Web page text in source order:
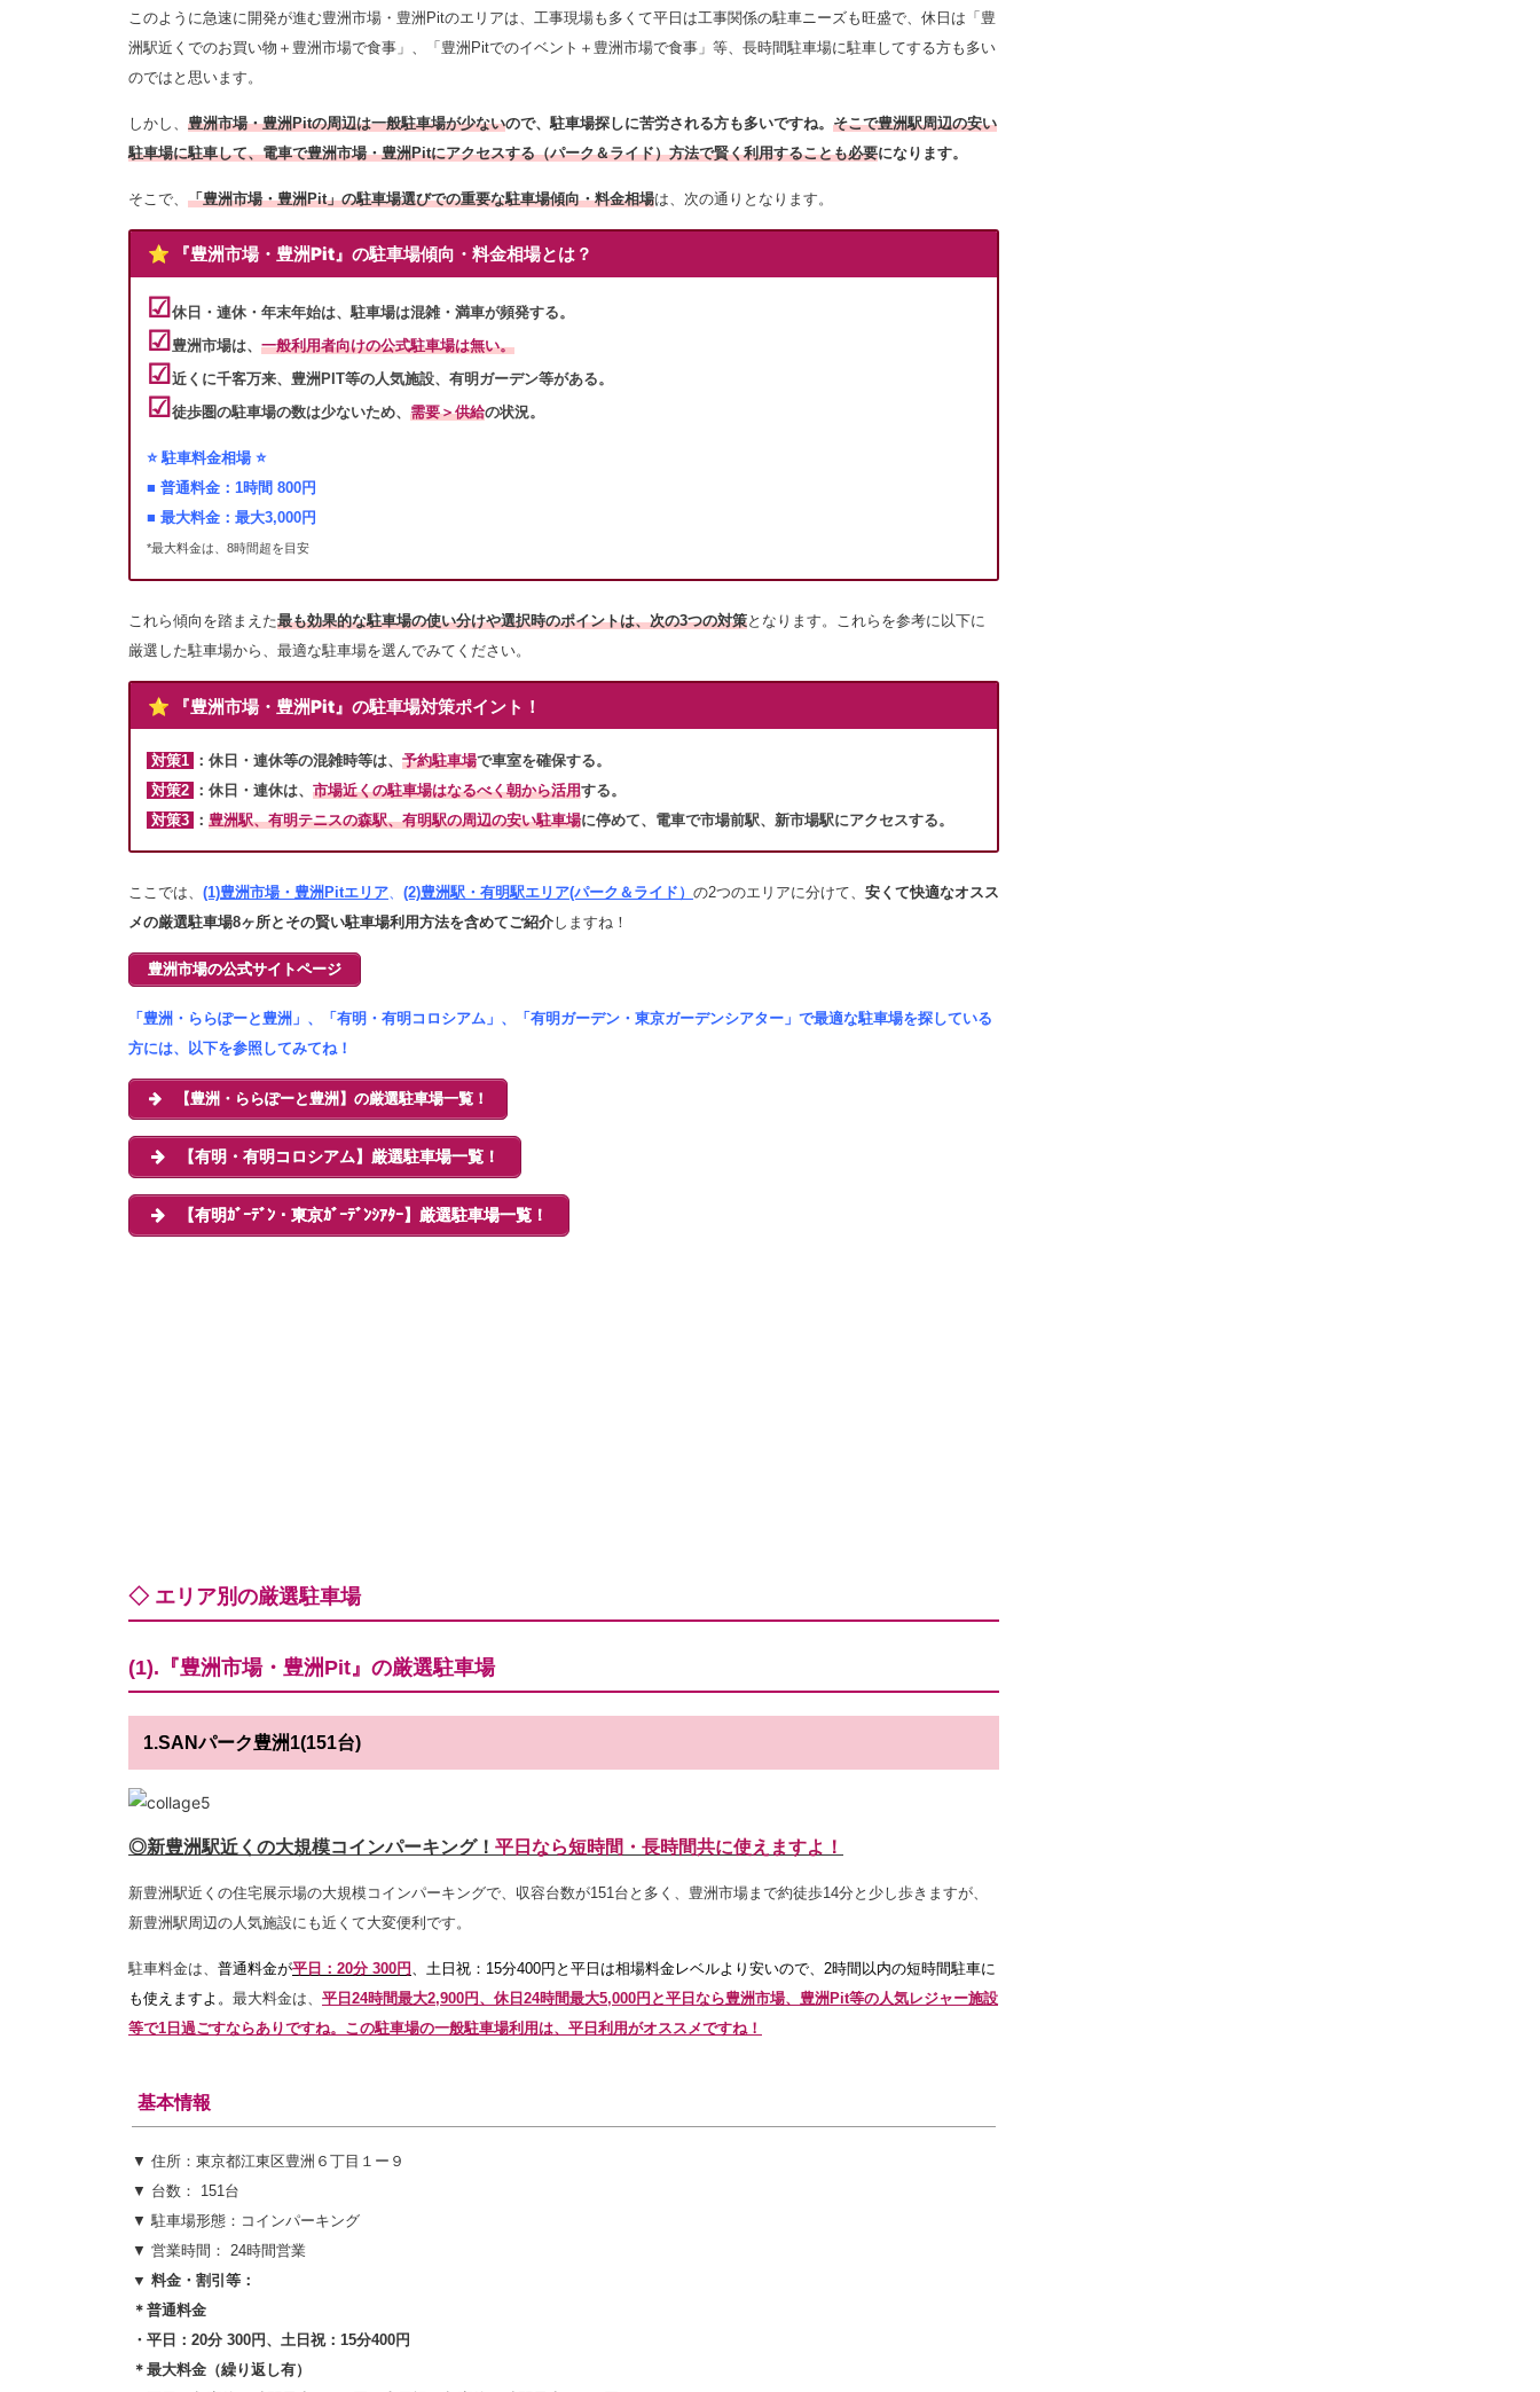
このように急速に開発が進む豊洲市場・豊洲Pitのエリアは、工事現場も多くて平日は工事関係の駐車ニーズも旺盛で、休日は「豊
洲駅近くでのお買い物＋豊洲市場で食事」、「豊洲Pitでのイベント＋豊洲市場で食事」等、長時間駐車場に駐車してする方も多い
のではと思います。
しかし、 豊洲市場・豊洲Pitの周辺は一般駐車場が少ないので、駐車場探しに苦労される方も多いですね。 そこで豊洲駅周辺の安い
駐車場に駐車して、電車で豊洲市場・豊洲Pitにアクセスする（パーク＆ライド）方法で賢く利用することも必要になります。
そこで、 「豊洲市場・豊洲Pit」の駐車場選びでの重要な駐車場傾向・料金相場は、次の通りとなります。
⭐️ 『豊洲市場・豊洲Pit』の駐車場傾向・料金相場とは？
☑︎ 休日・連休・年末年始は、駐車場は混雑・満車が頻発する。
☑︎ 豊洲市場は、 一般利用者向けの公式駐車場は無い。
☑︎ 近くに千客万来、豊洲PIT等の人気施設、有明ガーデン等がある。
☑︎ 徒歩圏の駐車場の数は少ないため、 需要＞供給の状況。
⭐️ 駐車料金相場 ⭐️
■ 普通料金：1時間 800円
■ 最大料金：最大3,000円
*最大料金は、8時間超を目安
これら傾向を踏まえた最も効果的な駐車場の使い分けや選択時のポイントは、次の3つの対策となります。これらを参考に以下に
厳選した駐車場から、最適な駐車場を選んでみてください。
⭐️ 『豊洲市場・豊洲Pit』の駐車場対策ポイント！
対策1 ： 休日・連休等の混雑時等は、 予約駐車場で車室を確保する。
対策2 ： 休日・連休は、 市場近くの駐車場はなるべく朝から活用する。
対策3 ： 豊洲駅、有明テニスの森駅、有明駅の周辺の安い駐車場に停めて、 電車で市場前駅、新市場駅にアクセスする。
ここでは、 (1)豊洲市場・豊洲Pitエリア、 (2)豊洲駅・有明駅エリア(パーク＆ライド） の2つのエリアに分けて、 安くて快適なオスス
メの厳選駐車場8ヶ所とその賢い駐車場利用方法を含めてご紹介しますね！
豊洲市場の公式サイトページ
「豊洲・ららぽーと豊洲」、「有明・有明コロシアム」、「有明ガーデン・東京ガーデンシアター」で最適な駐車場を探している
方には、以下を参照してみてね！
【豊洲・ららぽーと豊洲】の厳選駐車場一覧！
【有明・有明コロシアム】厳選駐車場一覧！
【有明ｶﾞｰﾃﾞﾝ・東京ｶﾞｰﾃﾞﾝｼｱﾀｰ】厳選駐車場一覧！
◇ エリア別の厳選駐車場
(1).『豊洲市場・豊洲Pit』の厳選駐車場
1.SANパーク豊洲1(151台)
◎新豊洲駅近くの大規模コインパーキング！ 平日なら短時間・長時間共に使えますよ！
新豊洲駅近くの住宅展示場の大規模コインパーキングで、収容台数が151台と多く、豊洲市場まで約徒歩14分と少し歩きますが、
新豊洲駅周辺の人気施設にも近くて大変便利です。
駐車料金は、 普通料金が平日：20分 300円 、土日祝：15分400円と平日は相場料金レベルより安いので、2時間以内の短時間駐車に
も使えますよ。 最大料金は、 平日24時間最大2,900円、休日24時間最大5,000円と平日なら豊洲市場、豊洲Pit等の人気レジャー施設
等で1日過ごすならありですね。この駐車場の一般駐車場利用は、平日利用がオススメですね！
基本情報
▼ 住所：東京都江東区豊洲６丁目１ー９
▼ 台数： 151台
▼ 駐車場形態：コインパーキング
▼ 営業時間： 24時間営業
▼ 料金・割引等：
＊普通料金
・平日：20分 300円、土日祝：15分400円
＊最大料金（繰り返し有）